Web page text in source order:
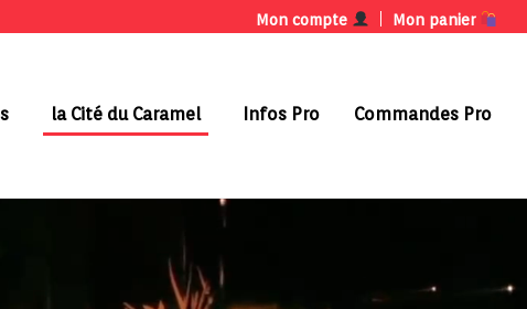
Mon compte Mon panier
la Cité du Caramel Infos Pro Commandes Pro